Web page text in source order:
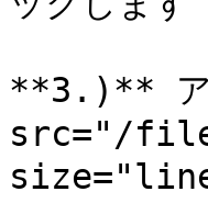
**3.)** ア
src="/